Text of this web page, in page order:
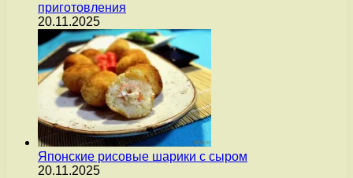
приготовления
20.11.2025
Японские рисовые шарики с сыром
20.11.2025